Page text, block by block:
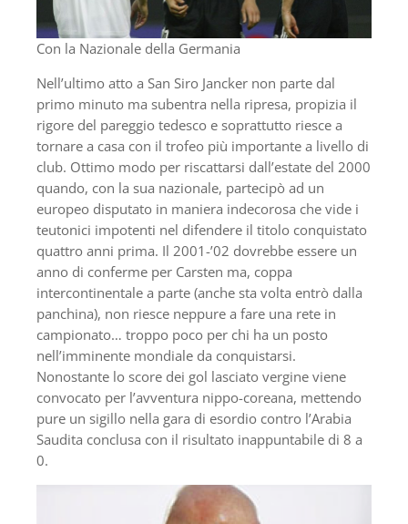
Con la Nazionale della Germania
Nell’ultimo atto a San Siro Jancker non parte dal
primo minuto ma subentra nella ripresa, propizia il
rigore del pareggio tedesco e soprattutto riesce a
tornare a casa con il trofeo più importante a livello di
club. Ottimo modo per riscattarsi dall’estate del 2000
quando, con la sua nazionale, partecipò ad un
europeo disputato in maniera indecorosa che vide i
teutonici impotenti nel difendere il titolo conquistato
quattro anni prima. Il 2001-’02 dovrebbe essere un
anno di conferme per Carsten ma, coppa
intercontinentale a parte (anche sta volta entrò dalla
panchina), non riesce neppure a fare una rete in
campionato… troppo poco per chi ha un posto
nell’imminente mondiale da conquistarsi.
Nonostante lo score dei gol lasciato vergine viene
convocato per l’avventura nippo-coreana, mettendo
pure un sigillo nella gara di esordio contro l’Arabia
Saudita conclusa con il risultato inappuntabile di 8 a
0.